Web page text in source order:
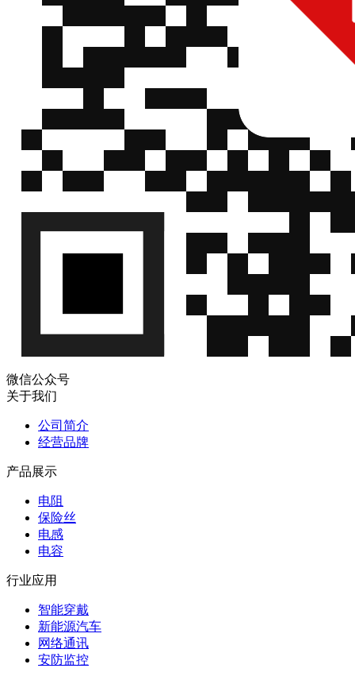
微信公众号
关于我们
公司简介
经营品牌
产品展示
电阻
保险丝
电感
电容
行业应用
智能穿戴
新能源汽车
网络通讯
安防监控